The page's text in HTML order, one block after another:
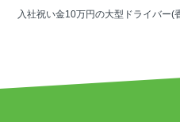
入社祝い金10万円の大型ドライバー(